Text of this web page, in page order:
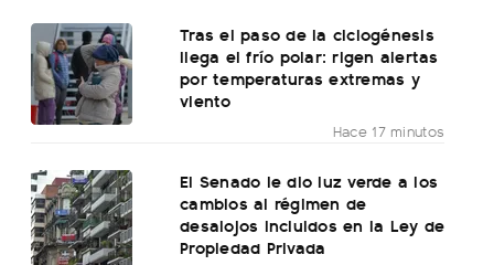
Tras el paso de la ciclogénesis
llega el frío polar: rigen alertas
por temperaturas extremas y
viento
Hace 17 minutos
El Senado le dio luz verde a los
cambios al régimen de
desalojos incluidos en la Ley de
Propiedad Privada